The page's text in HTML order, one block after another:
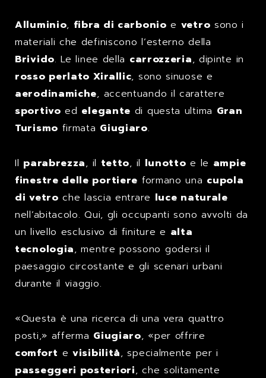
Alluminio, fibra di carbonio e vetro sono i
materiali che definiscono l’esterno della
Brivido. Le linee della carrozzeria, dipinte in
rosso perlato Xirallic, sono sinuose e
aerodinamiche, accentuando il carattere
sportivo ed elegante di questa ultima Gran
Turismo firmata Giugiaro.
Il parabrezza, il tetto, il lunotto e le ampie
finestre delle portiere formano una cupola
di vetro che lascia entrare luce naturale
nell’abitacolo. Qui, gli occupanti sono avvolti da
un livello esclusivo di finiture e alta
tecnologia, mentre possono godersi il
paesaggio circostante e gli scenari urbani
durante il viaggio.
«Questa è una ricerca di una vera quattro
posti,» afferma Giugiaro, «per offrire
comfort evisibilità, specialmente per i
passeggeri posteriori, che solitamente